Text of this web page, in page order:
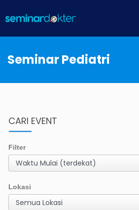
Seminar Pediatri
CARI EVENT
Filter
Waktu Mulai (terdekat)
Lokasi
Semua Lokasi